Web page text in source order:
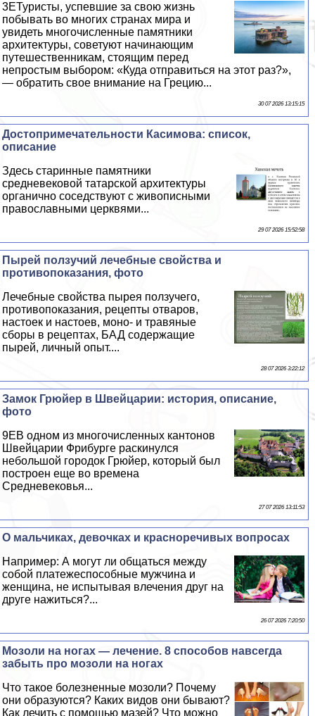
3EТуристы, успевшие за свою жизнь
побывать во многих странах мира и
увидеть многочисленные памятники
архитектуры, советуют начинающим
путешественникам, стоящим перед
непростым выбором: «Куда отправиться на этот раз?»,
— обратить свое внимание на Грецию...
30 07 2026 13:15:15
Достопримечательности Касимова: список,
описание
Здесь старинные памятники
средневековой татарской архитектуры
органично соседствуют с живописными
православными церквями...
29 07 2026 15:52:58
Пырей ползучий лечебные свойства и
противопоказания, фото
Лечебные свойства пырея ползучего,
противопоказания, рецепты отваров,
настоек и настоев, моно- и травяные
сборы в рецептах, БАД содержащие
пырей, личный опыт....
28 07 2026 3:22:12
Замок Грюйер в Швейцарии: история, описание,
фото
9EВ одном из многочисленных кантонов
Швейцарии Фрибурге раскинулся
небольшой городок Грюйер, который был
построен еще во времена
Средневековья...
27 07 2026 13:11:53
О мальчиках, дeвoчках и красноречивых вопросах
Например: А могут ли общаться между
собой платежеспособные мужчина и
женщина, не испытывая влечения друг на
друге нажиться?...
26 07 2026 7:20:50
Мозоли на ногах — лечение. 8 способов навсегда
забыть про мозоли на ногах
Что такое болезненные мозоли? Почему
они образуются? Каких видов они бывают?
Как лечить с помощью мазей? Что можно